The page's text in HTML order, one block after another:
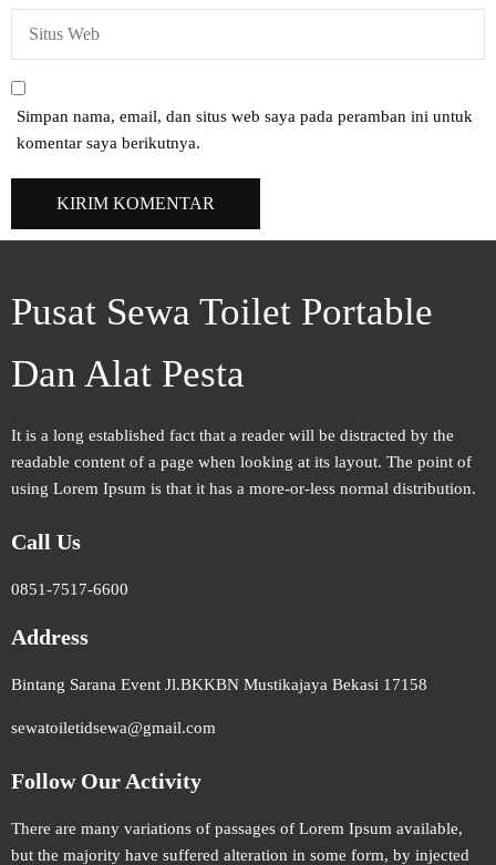
Simpan nama, email, dan situs web saya pada peramban ini untuk
komentar saya berikutnya.
Pusat Sewa Toilet Portable
Dan Alat Pesta
It is a long established fact that a reader will be distracted by the
readable content of a page when looking at its layout. The point of
using Lorem Ipsum is that it has a more-or-less normal distribution.
Call Us
0851-7517-6600
Address
Bintang Sarana Event Jl.BKKBN Mustikajaya Bekasi 17158
sewatoiletidsewa@gmail.com
Follow Our Activity
There are many variations of passages of Lorem Ipsum available,
but the majority have suffered alteration in some form, by injected